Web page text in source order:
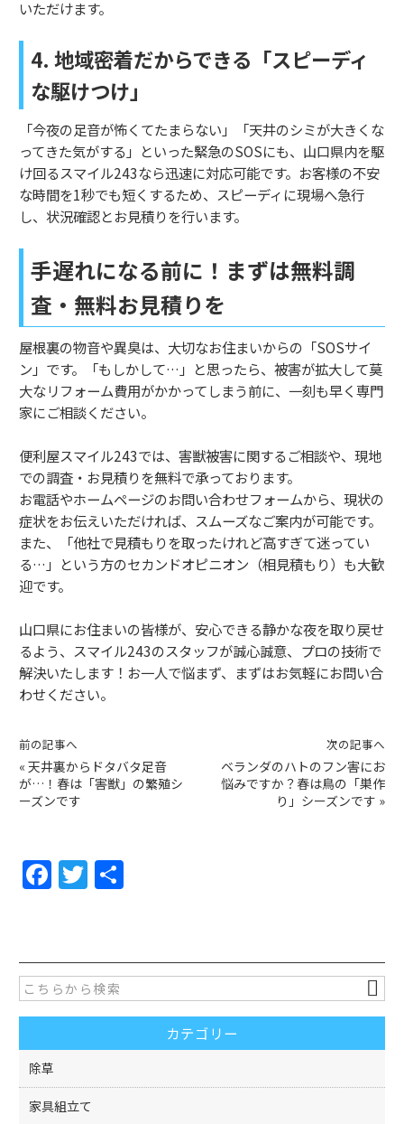
いただけます。
4. 地域密着だからできる「スピーディ
な駆けつけ」
「今夜の足音が怖くてたまらない」「天井のシミが大きくな
ってきた気がする」といった緊急のSOSにも、山口県内を駆
け回るスマイル243なら迅速に対応可能です。お客様の不安
な時間を1秒でも短くするため、スピーディに現場へ急行
し、状況確認とお見積りを行います。
手遅れになる前に！まずは無料調
査・無料お見積りを
屋根裏の物音や異臭は、大切なお住まいからの「SOSサイ
ン」です。「もしかして…」と思ったら、被害が拡大して莫
大なリフォーム費用がかかってしまう前に、一刻も早く専門
家にご相談ください。
便利屋スマイル243では、害獣被害に関するご相談や、現地
での調査・お見積りを無料で承っております。
お電話やホームページのお問い合わせフォームから、現状の
症状をお伝えいただければ、スムーズなご案内が可能です。
また、「他社で見積もりを取ったけれど高すぎて迷ってい
る…」という方のセカンドオピニオン（相見積もり）も大歓
迎です。
山口県にお住まいの皆様が、安心できる静かな夜を取り戻せ
るよう、スマイル243のスタッフが誠心誠意、プロの技術で
解決いたします！お一人で悩まず、まずはお気軽にお問い合
わせください。
前の記事へ
« 天井裏からドタバタ足音
が…！春は「害獣」の繁殖シ
ーズンです
次の記事へ
ベランダのハトのフン害にお
悩みですか？春は鳥の「巣作
り」シーズンです »
F
e
b
o
o
k
T
er
カテゴリー
除草
家具組立て